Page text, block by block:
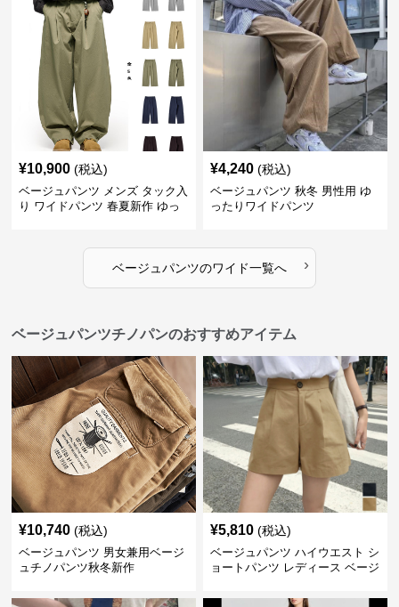
¥10,900 (税込)
ベージュパンツ メンズ タック入
り ワイドパンツ 春夏新作 ゆっ
¥4,240 (税込)
ベージュパンツ 秋冬 男性用 ゆ
ったりワイドパンツ
ベージュパンツのワイド一覧へ ›
ベージュパンツチノパンのおすすめアイテム
¥10,740 (税込)
ベージュパンツ 男女兼用ベージ
ュチノパンツ秋冬新作
¥5,810 (税込)
ベージュパンツ ハイウエスト シ
ョートパンツ レディース ベージ